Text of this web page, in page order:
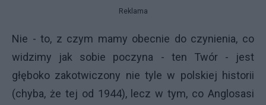
Reklama
Nie - to, z czym mamy obecnie do czynienia, co
widzimy jak sobie poczyna - ten Twór - jest
głęboko zakotwiczony nie tyle w polskiej historii
(chyba, że tej od 1944), lecz w tym, co Anglosasi